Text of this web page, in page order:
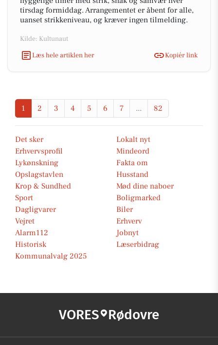
tirsdag formiddag. Arrangementet er åbent for alle,
uanset strikkeniveau, og kræver ingen tilmelding.
Kilde: Kultunaut
Læs hele artiklen her
Kopiér link
1 2 3 4 5 6 7 ... 82
Det sker
Lokalt nyt
Erhvervsprofil
Mindeord
Lykønskning
Fakta om
Opslagstavlen
Husstand
Krop & Sundhed
Mød dine naboer
Sport
Boligmarked
Dagligvarer
Biler
Vejret
Erhverv
Alarm112
Jobnyt
Historisk
Læserbidrag
Kommunalvalg 2025
VORES Rødovre